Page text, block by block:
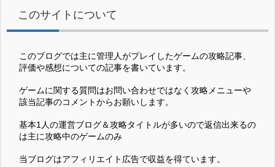
このサイトについて
このブログでは主に管理人がプレイしたゲームの攻略記事、
評価や感想についての記事を書いています。
ゲームに関する質問はお問い合わせではなく攻略メニューや
該当記事のコメントからお願いします。
基本1人の運営ブログ＆攻略タイトルが多いので返信出来るの
は主に攻略中のゲームのみ
当ブログはアフィリエイト広告で収益を得ています。